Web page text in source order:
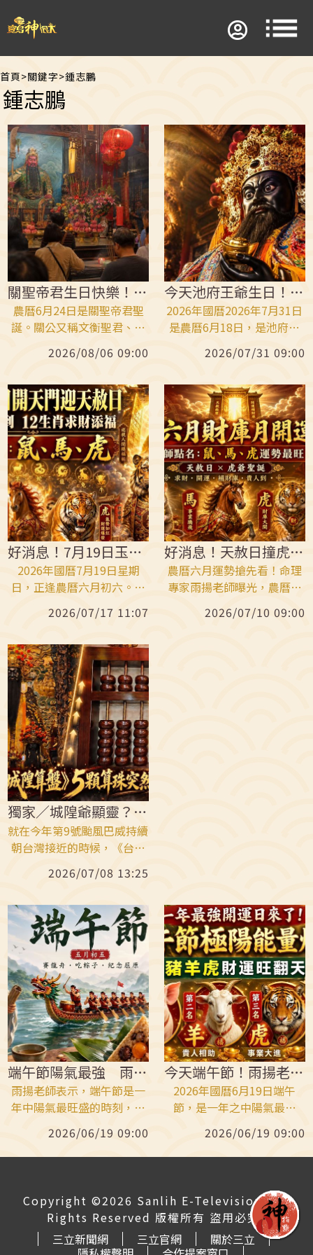
首頁>關鍵字>鍾志鵬
鍾志鵬
關聖帝君生日快樂！關公最疼的3種人曝光
農曆6月24日是關聖帝君聖
誕。關公又稱文衡聖君、武
儒、釋、道三教共同敬奉的
庇佑「有心、用心、嘴巴
甜」的3種人，誠心祝壽可祈
求事業興旺、財源廣進。
2026/08/06 09:00
今天池府王爺生日！快拜4種水果心想事成
2026年國曆2026年7月31日
是農曆6月18日，是池府王
全書-王爺信仰》記載，池府
除瘟疫、保佑出海平安的重
要神明，祂為了救百姓，搶
瘟神手中的毒犧牲自己。也
因護佑漁民滿載而歸，被稱
為「發財神」。池府王爺生
日這一天，信眾可以準備鮮
花、壽桃、壽麵、水果祝
壽，最重要的是誠心說出感
謝，許下行善承諾，幫助自
己心想事成。
2026/07/31 09:00
好消息！7月19日玉帝出巡虎爺聖誕！
2026年國曆7月19日星期
日，正逢農曆六月初六。民
俗上，這一天同時迎來虎爺
聖誕、天貺日跟甲午天赦
相傳玉皇大帝開天門賜福，
天赦日則象徵赦罪解厄、祈
福補運。三大吉日罕見重
疊，其中「鼠、馬、虎」氣
勢最旺。
2026/07/17 11:07
好消息！天赦日撞虎爺聖誕 這３生肖超棒
農曆六月運勢搶先看！命理
專家雨揚老師曝光，農曆六
月被視為「財庫月」、「貴
人月」，正是求財、開運、
2026/07/10 09:00
獨家／城隍爺顯靈？！警告小心巴威強颱
就在今年第9號颱風巴威持續
朝台灣接近的時候，《台灣
幕。董事長蕭中川表示，這
盤原本應排列整齊的算珠，
第四排竟出現異常，5顆算珠
「自行上升」。經擲筊請示
城隍爺後，得到的答案竟然
是與天候、天然災害有關。
廟方表示，城隍爺「慈悲提
醒」大眾，面對強烈颱風巴
威，千萬要提高警覺。
2026/07/08 13:25
端午節陽氣最強 雨揚老師曝光6大開運法
雨揚老師表示，端午節是一
年中陽氣最旺盛的時刻，更
是一年中最重要的開運黃金
時刻。善用午時正陽之氣，
透過祈願、招財、補財庫、
環。特別公開六大端午開運
密法，提醒民眾把握一年一
次的能量高峰，全面提升財
2026/06/19 09:00
今天端午節！雨揚老師曝財神最愛這3生肖
2026年國曆6月19日端午
節，是一年之中陽氣最旺
盛、除穢開運的重要時刻。
雨揚老師強調：只要善用端
午節純陽能量，整理環境、
擺脫上半年的低潮，為下半
年迎來財富與事業新契機。
運勢最強前3名是豬、羊、
虎。
2026/06/19 09:00
Copyright ©2026 Sanlih E-Television All
Rights Reserved 版權所有 盜用必究
三立新聞網
三立官網
關於三立